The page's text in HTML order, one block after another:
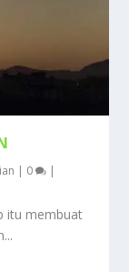
| 0 |
itu membuat